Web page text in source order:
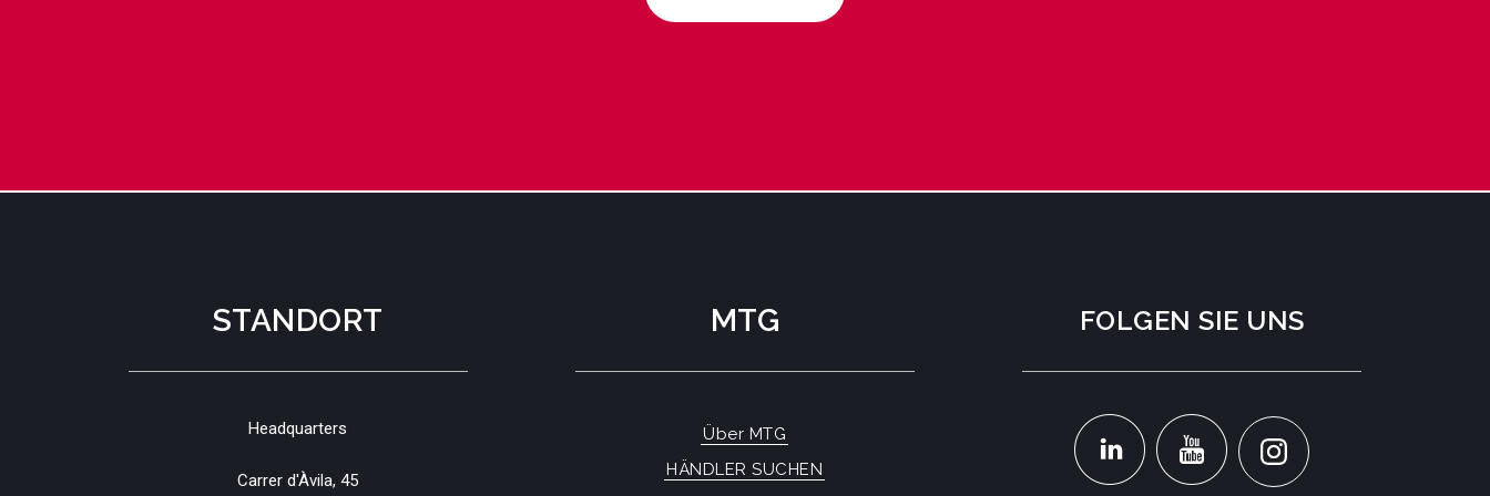
STANDORT
Headquarters
Carrer d'Àvila, 45
MTG
Über MTG
HÄNDLER SUCHEN
FOLGEN SIE UNS